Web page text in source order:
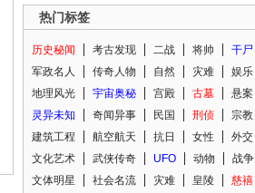
热门标签
历史秘闻 考古发现 二战 将帅
干尸
军政名人
传奇人物 自然 灾难
娱乐
地理风光
宇宙奥秘 宫殿 古墓
悬案
灵异未知
奇闻异事 民国 刑侦
宗教
建筑工程
航空航天 抗日 女性
外交
文化艺术
武侠传奇 UFO 动物
战争
文体明星
社会名流 灾难 皇陵 慈禧